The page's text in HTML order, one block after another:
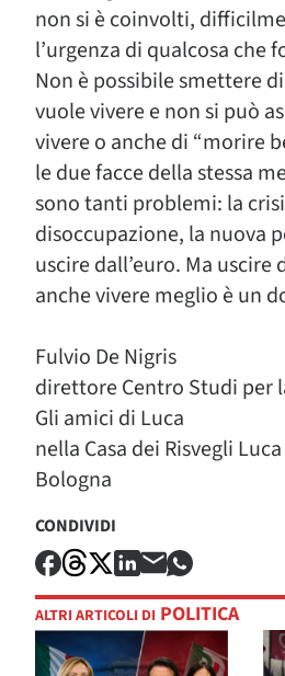
non si è coinvolti,
l’urgenza di qualcosa che
Non è possibile smettere
vuole vivere e non si può
vivere o anche di “morire
le due facce della stessa
sono tanti problemi: la
disoccupazione, la nuova
uscire dall’euro. Ma uscire
anche vivere meglio è un
Fulvio De Nigris
direttore Centro Studi per
Gli amici di Luca
nella Casa dei Risvegli
Bologna
CONDIVIDI
ALTRI ARTICOLI DI POLITICA